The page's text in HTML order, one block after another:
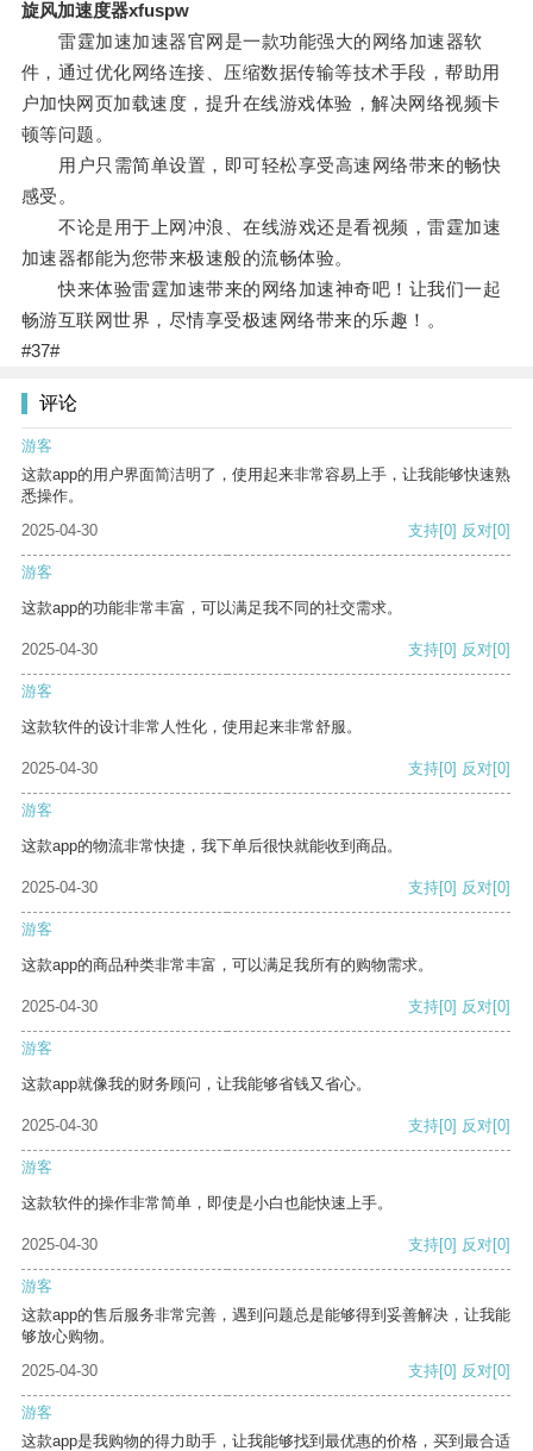
旋风加速度器xfuspw
雷霆加速加速器官网是一款功能强大的网络加速器软
件，通过优化网络连接、压缩数据传输等技术手段，帮助用
户加快网页加载速度，提升在线游戏体验，解决网络视频卡
顿等问题。
用户只需简单设置，即可轻松享受高速网络带来的畅快
感受。
不论是用于上网冲浪、在线游戏还是看视频，雷霆加速
加速器都能为您带来极速般的流畅体验。
快来体验雷霆加速带来的网络加速神奇吧！让我们一起
畅游互联网世界，尽情享受极速网络带来的乐趣！。
#37#
评论
游客
这款app的用户界面简洁明了，使用起来非常容易上手，让我能够快速熟
悉操作。
2025-04-30
支持[0] 反对[0]
游客
这款app的功能非常丰富，可以满足我不同的社交需求。
2025-04-30 支持[0] 反对[0]
游客
这款软件的设计非常人性化，使用起来非常舒服。
2025-04-30 支持[0] 反对[0]
游客
这款app的物流非常快捷，我下单后很快就能收到商品。
2025-04-30 支持[0] 反对[0]
游客
这款app的商品种类非常丰富，可以满足我所有的购物需求。
2025-04-30 支持[0] 反对[0]
游客
这款app就像我的财务顾问，让我能够省钱又省心。
2025-04-30 支持[0] 反对[0]
游客
这款软件的操作非常简单，即使是小白也能快速上手。
2025-04-30 支持[0] 反对[0]
游客
这款app的售后服务非常完善，遇到问题总是能够得到妥善解决，让我能
够放心购物。
2025-04-30
支持[0] 反对[0]
游客
这款app是我购物的得力助手，让我能够找到最优惠的价格，买到最合适